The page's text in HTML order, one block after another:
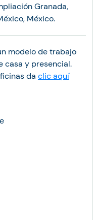
Granada,
México.
modelo de trabajo
casa y presencial.
da clic aquí